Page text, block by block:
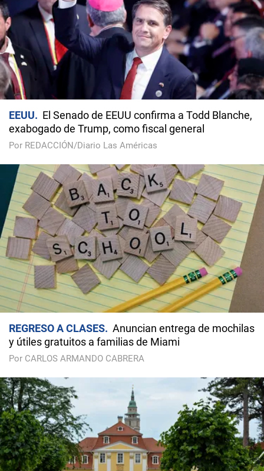
EEUU
El Senado de EEUU confirma a Todd Blanche,
exabogado de Trump, como fiscal general
Por REDACCIÓN/Diario Las Américas
REGRESO A CLASES
Anuncian entrega de mochilas
y útiles gratuitos a familias de Miami
Por CARLOS ARMANDO CABRERA